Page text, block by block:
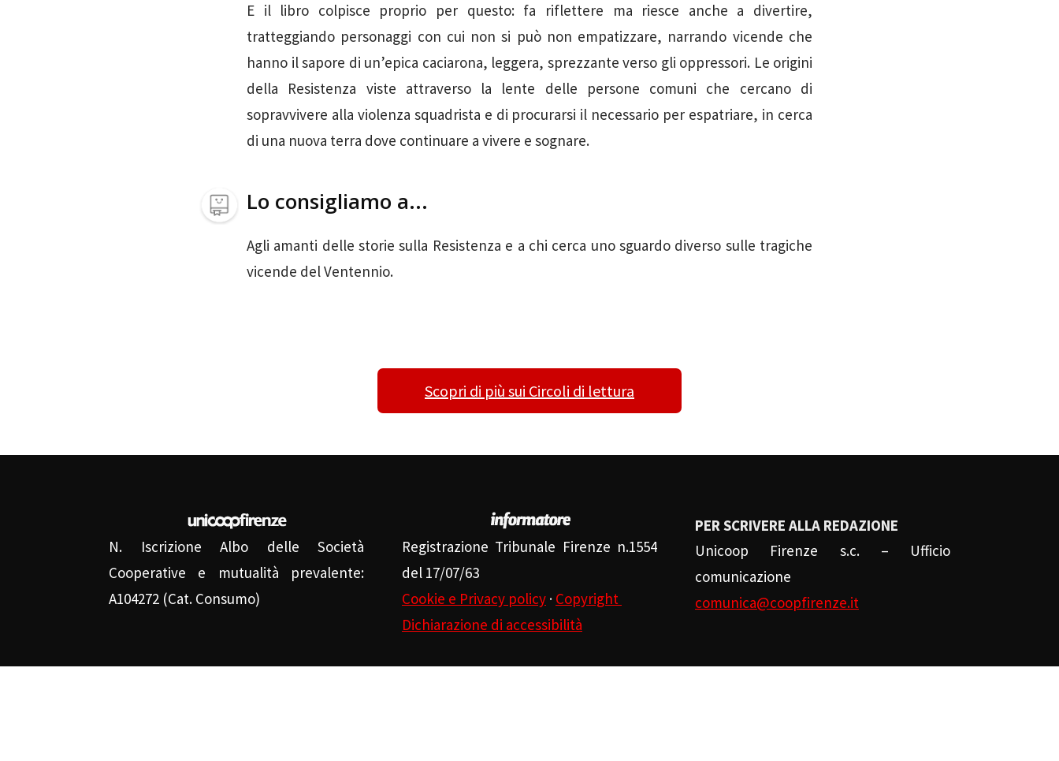
E il libro colpisce proprio per questo: fa riflettere ma riesce anche a divertire,
tratteggiando personaggi con cui non si può non empatizzare, narrando vicende che
hanno il sapore di un’epica caciarona, leggera, sprezzante verso gli oppressori. Le origini
della Resistenza viste attraverso la lente delle persone comuni che cercano di
sopravvivere alla violenza squadrista e di procurarsi il necessario per espatriare, in cerca
di una nuova terra dove continuare a vivere e sognare.
Lo consigliamo a...
Agli amanti delle storie sulla Resistenza e a chi cerca uno sguardo diverso sulle tragiche
vicende del Ventennio.
Scopri di più sui Circoli di lettura
N. Iscrizione Albo delle Società
Cooperative e mutualità prevalente:
A104272 (Cat. Consumo)
Registrazione Tribunale Firenze n.1554
del 17/07/63
Cookie e Privacy policy · Copyright
Dichiarazione di accessibilità
PER SCRIVERE ALLA REDAZIONE
Unicoop Firenze s.c. – Ufficio
comunicazione
comunica@coopfirenze.it